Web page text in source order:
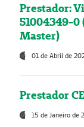
Prestador:
51004349-0
Master)
01 de Abril de
Prestador
15 de Janeiro de